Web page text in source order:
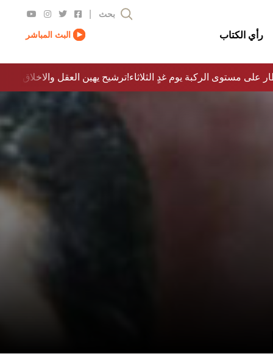
رأي الكتاب
بحث
البث المباشر
ترشيح يهين العقل والاخلاق والدولة…؟! على مستوى الركبة يوم غدٍ الثلاثاء